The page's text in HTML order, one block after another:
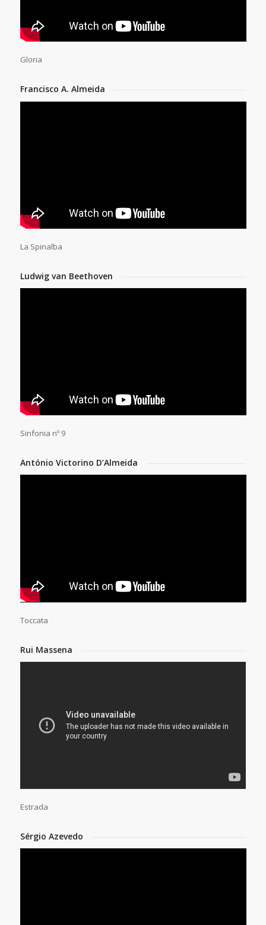
Gloria
Francisco A. Almeida
La Spinalba
Ludwig van Beethoven
Sinfonia nº 9
António Victorino D’Almeida
Toccata
Rui Massena
Estrada
Sérgio Azevedo